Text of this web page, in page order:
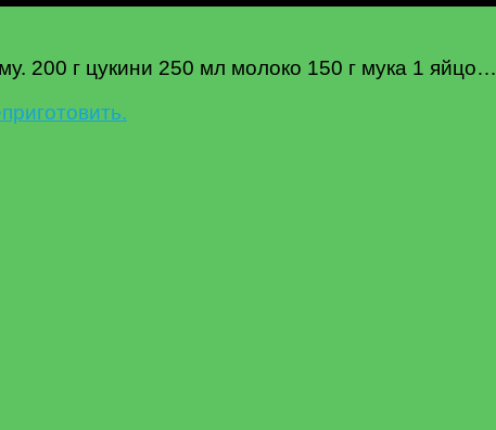
200 г цукини 250 мл молоко 150 г мука 1 яйцо…
приготовить.